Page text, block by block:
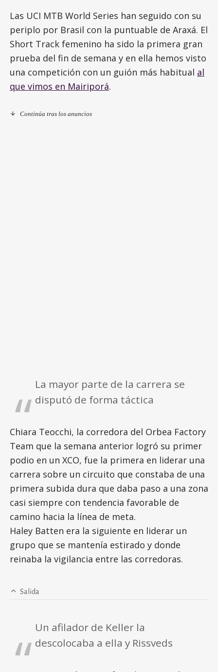
Las UCI MTB World Series han seguido con su
periplo por Brasil con la puntuable de Araxá. El
Short Track femenino ha sido la primera gran
prueba del fin de semana y en ella hemos visto
una competición con un guión más habitual al
que vimos en Mairiporá.
Continúa tras los anuncios
La mayor parte de la carrera se
disputó de forma táctica
Chiara Teocchi, la corredora del Orbea Factory
Team que la semana anterior logró su primer
podio en un XCO, fue la primera en liderar una
carrera sobre un circuito que constaba de una
primera subida dura que daba paso a una zona
casi siempre con tendencia favorable de
camino hacia la línea de meta.
Haley Batten era la siguiente en liderar un
grupo que se mantenía estirado y donde
reinaba la vigilancia entre las corredoras.
Salida
Un afilador de Keller la
descolocaba a ella y Rissveds